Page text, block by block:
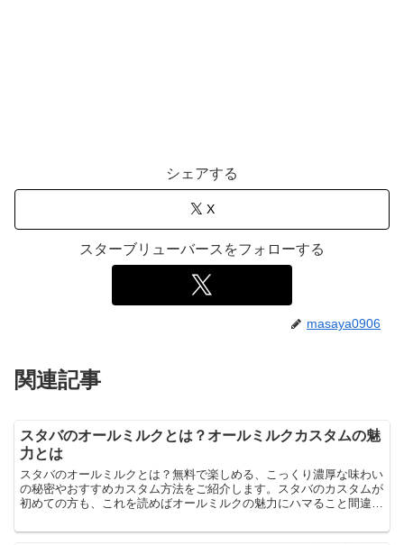
シェアする
X
スターブリューバースをフォローする
masaya0906
関連記事
スタバのオールミルクとは？オールミルクカスタムの魅
力とは
スタバのオールミルクとは？無料で楽しめる、こっくり濃厚な味わい
の秘密やおすすめカスタム方法をご紹介します。スタバのカスタムが
初めての方も、これを読めばオールミルクの魅力にハマること間違い